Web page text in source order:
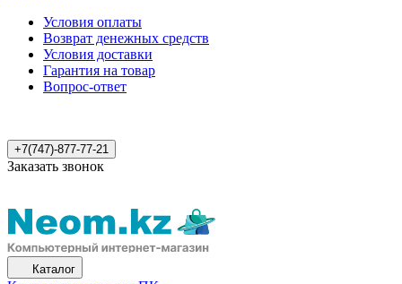
Условия оплаты
Возврат денежных средств
Условия доставки
Гарантия на товар
Вопрос-ответ
+7(747)-877-77-21
Заказать звонок
Каталог